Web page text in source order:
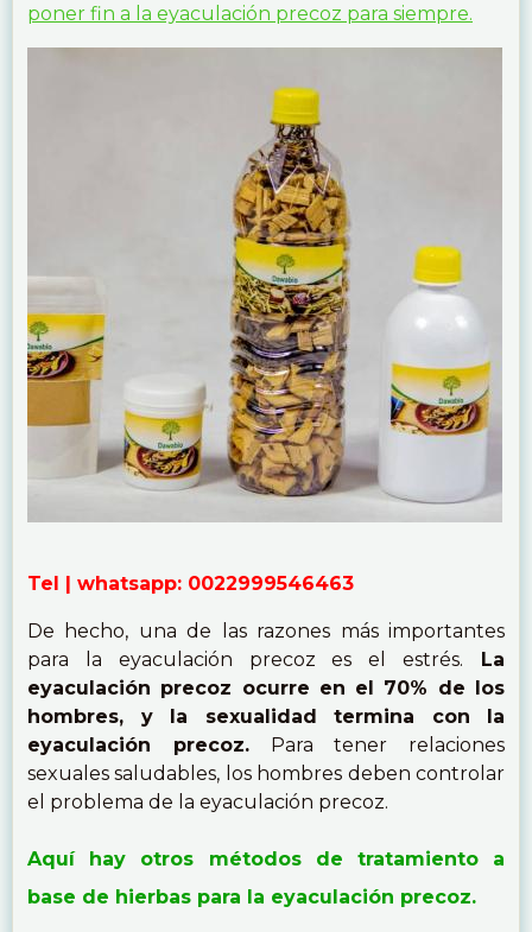
poner fin a la eyaculación precoz para siempre.
Tel | whatsapp: 0022999546463
De hecho, una de las razones más importantes
para la eyaculación precoz es el estrés. La
eyaculación precoz ocurre en el 70% de los
hombres, y la sexualidad termina con la
eyaculación precoz.Para tener relaciones
sexuales saludables, los hombres deben controlar
el problema de la eyaculación precoz.
Aquí hay otros métodos de tratamiento a
base de hierbas para la eyaculación precoz.